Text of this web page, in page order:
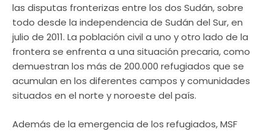
las disputas fronterizas entre los dos Sudán, sobre
todo desde la independencia de Sudán del Sur, en
julio de 2011. La población civil a uno y otro lado de la
frontera se enfrenta a una situación precaria, como
demuestran los más de 200.000 refugiados que se
acumulan en los diferentes campos y comunidades
situados en el norte y noroeste del país.
Además de la emergencia de los refugiados, MSF